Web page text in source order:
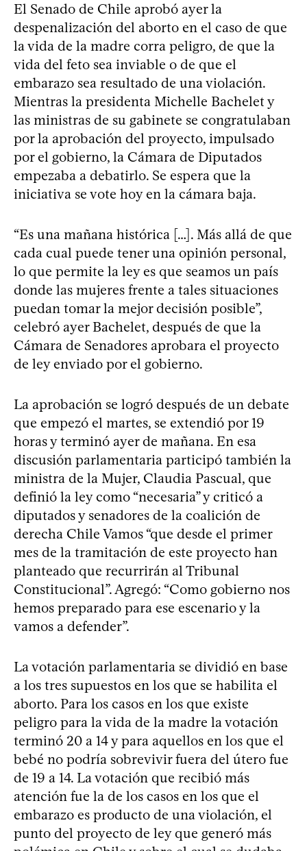
El Senado de Chile aprobó ayer la
despenalización del aborto en el caso de que
la vida de la madre corra peligro, de que la
vida del feto sea inviable o de que el
embarazo sea resultado de una violación.
Mientras la presidenta Michelle Bachelet y
las ministras de su gabinete se congratulaban
por la aprobación del proyecto, impulsado
por el gobierno, la Cámara de Diputados
empezaba a debatirlo. Se espera que la
iniciativa se vote hoy en la cámara baja.
“Es una mañana histórica […]. Más allá de que
cada cual puede tener una opinión personal,
lo que permite la ley es que seamos un país
donde las mujeres frente a tales situaciones
puedan tomar la mejor decisión posible”,
celebró ayer Bachelet, después de que la
Cámara de Senadores aprobara el proyecto
de ley enviado por el gobierno.
La aprobación se logró después de un debate
que empezó el martes, se extendió por 19
horas y terminó ayer de mañana. En esa
discusión parlamentaria participó también la
ministra de la Mujer, Claudia Pascual, que
definió la ley como “necesaria” y criticó a
diputados y senadores de la coalición de
derecha Chile Vamos “que desde el primer
mes de la tramitación de este proyecto han
planteado que recurrirán al Tribunal
Constitucional”. Agregó: “Como gobierno nos
hemos preparado para ese escenario y la
vamos a defender”.
La votación parlamentaria se dividió en base
a los tres supuestos en los que se habilita el
aborto. Para los casos en los que existe
peligro para la vida de la madre la votación
terminó 20 a 14 y para aquellos en los que el
bebé no podría sobrevivir fuera del útero fue
de 19 a 14. La votación que recibió más
atención fue la de los casos en los que el
embarazo es producto de una violación, el
punto del proyecto de ley que generó más